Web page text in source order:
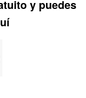
y puedes